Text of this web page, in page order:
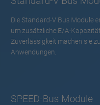
Die Standard-V Bus Module
um zusätzliche E/A-
Zuverlässigkeit machen sie
Anwendungen.
SPEED-Bus Module